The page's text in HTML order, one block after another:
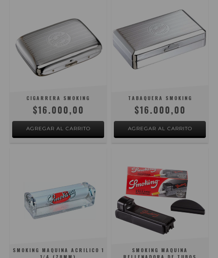
CIGARRERA SMOKING
$16.000,00
TABAQUERA SMOKING
$16.000,00
SMOKING MAQUINA ACRILICO 1
SMOKING MAQUINA